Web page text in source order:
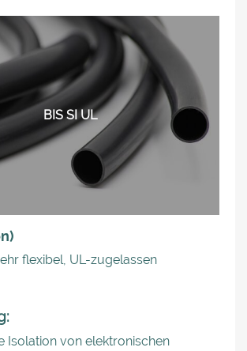
BIS SI UL
flexibel, UL-zugelassen
Isolation von elektronischen